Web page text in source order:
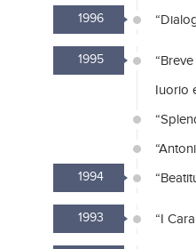
1996
1995
Iuorio
1994
1993 “I